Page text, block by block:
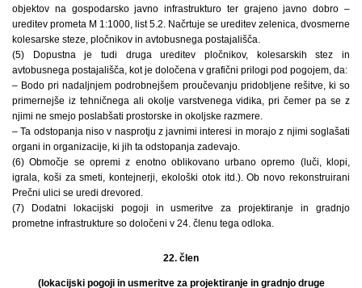
objektov na gospodarsko javno infrastrukturo ter grajeno javno dobro –
ureditev prometa M 1:1000, list 5.2. Načrtuje se ureditev zelenica, dvosmerne
kolesarske steze, pločnikov in avtobusnega postajališča.
(5) Dopustna je tudi druga ureditev pločnikov, kolesarskih stez in
avtobusnega postajališča, kot je določena v grafični prilogi pod pogojem, da:
– Bodo pri nadaljnjem podrobnejšem proučevanju pridobljene rešitve, ki so
primernejše iz tehničnega ali okolje varstvenega vidika, pri čemer pa se z
njimi ne smejo poslabšati prostorske in okoljske razmere.
– Ta odstopanja niso v nasprotju z javnimi interesi in morajo z njimi soglašati
organi in organizacije, ki jih ta odstopanja zadevajo.
(6) Območje se opremi z enotno oblikovano urbano opremo (luči, klopi,
igrala, koši za smeti, kontejnerji, ekološki otok itd.). Ob novo rekonstruirani
Prečni ulici se uredi drevored.
(7) Dodatni lokacijski pogoji in usmeritve za projektiranje in gradnjo
prometne infrastrukture so določeni v 24. členu tega odloka.
22. člen
(lokacijski pogoji in usmeritve za projektiranje in gradnjo druge